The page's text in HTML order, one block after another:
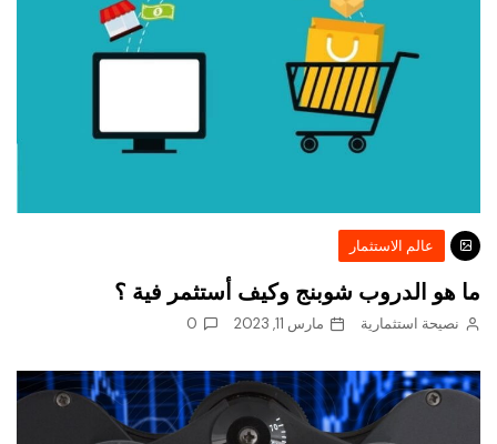
عالم الاستثمار
ما هو الدروب شوبنج وكيف أستثمر فية ؟
نصيحة استثمارية مارس 11, 2023 0